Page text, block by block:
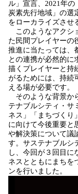
ル」宣言、2021年
炭素先行地域」の選
をローカライズさせ
このようなアクシ
た民間プレイヤーの
推進に当たっては、
との連携が必然的に
描くプレイヤーと持
がるためには、持続
える場が必要です。
そのような背景か
テナブルシティ・サ
ネス」「まちづくり
に向けて今後重要と
や解決策について議
す。サステナブルシ
し、今回が３回目に
ネスとともにまちを
ンを行いました。